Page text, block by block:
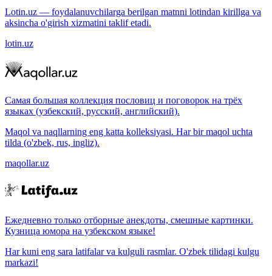
Lotin.uz — foydalanuvchilarga berilgan matnni lotindan kirillga va
aksincha o'girish xizmatini taklif etadi.
lotin.uz
Самая большая коллекция пословиц и поговорок на трёх
языках (узбекский, русский, английский).
Maqol va naqllarning eng katta kolleksiyasi. Har bir maqol uchta
tilda (o'zbek, rus, ingliz).
maqollar.uz
Ежедневно только отборные анекдоты, смешные картинки.
Кузница юмора на узбекском языке!
Har kuni eng sara latifalar va kulguli rasmlar. O'zbek tilidagi kulgu
markazi!